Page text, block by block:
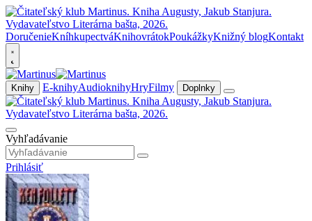
DoručenieKníhkupectváKnihovrátokPoukážkyKnižný blogKontakt
Knihy E-knihyAudioknihyHryFilmy Doplnky
Vyhľadávanie
Prihlásiť